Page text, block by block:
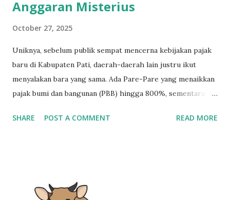
Anggaran Misterius
October 27, 2025
Uniknya, sebelum publik sempat mencerna kebijakan pajak
baru di Kabupaten Pati, daerah-daerah lain justru ikut
menyalakan bara yang sama. Ada Pare-Pare yang menaikkan
pajak bumi dan bangunan (PBB) hingga 800%, sementara di
dari 104 daerah di Indonesia disebut melakukan langkah
Daerah Pemerintah pusat menegaskan bahwa keputusan
menaikkan PBB adalah hak otonomi daerah. Namun,
SHARE POST A COMMENT READ MORE